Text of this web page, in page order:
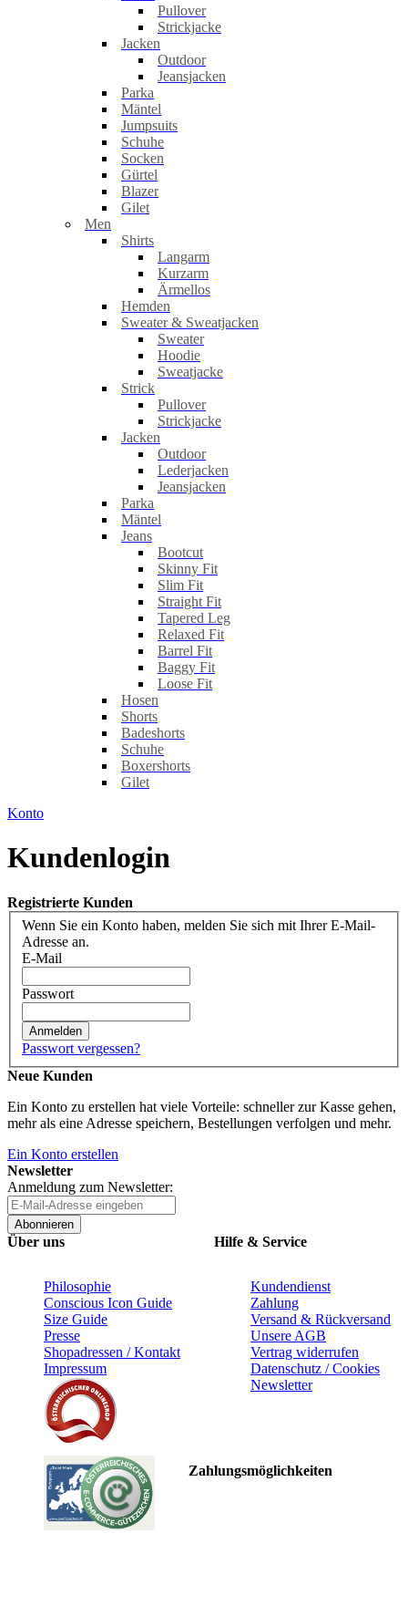
Pullover
Strickjacke
Jacken
Outdoor
Jeansjacken
Parka
Mäntel
Jumpsuits
Schuhe
Socken
Gürtel
Blazer
Gilet
Men
Shirts
Langarm
Kurzarm
Ärmellos
Hemden
Sweater & Sweatjacken
Sweater
Hoodie
Sweatjacke
Strick
Pullover
Strickjacke
Jacken
Outdoor
Lederjacken
Jeansjacken
Parka
Mäntel
Jeans
Bootcut
Skinny Fit
Slim Fit
Straight Fit
Tapered Leg
Relaxed Fit
Barrel Fit
Baggy Fit
Loose Fit
Hosen
Shorts
Badeshorts
Schuhe
Boxershorts
Gilet
Konto
Kundenlogin
Registrierte Kunden
Wenn Sie ein Konto haben, melden Sie sich mit Ihrer E-Mail-
Adresse an.
E-Mail
Passwort
Anmelden
Passwort vergessen?
Neue Kunden
Ein Konto zu erstellen hat viele Vorteile: schneller zur Kasse gehen,
mehr als eine Adresse speichern, Bestellungen verfolgen und mehr.
Ein Konto erstellen
Newsletter
Anmeldung zum Newsletter:
Abonnieren
Über uns
Philosophie
Conscious Icon Guide
Size Guide
Presse
Shopadressen / Kontakt
Impressum
Hilfe & Service
Kundendienst
Zahlung
Versand & Rückversand
Unsere AGB
Vertrag widerrufen
Datenschutz / Cookies
Newsletter
Zahlungsmöglichkeiten